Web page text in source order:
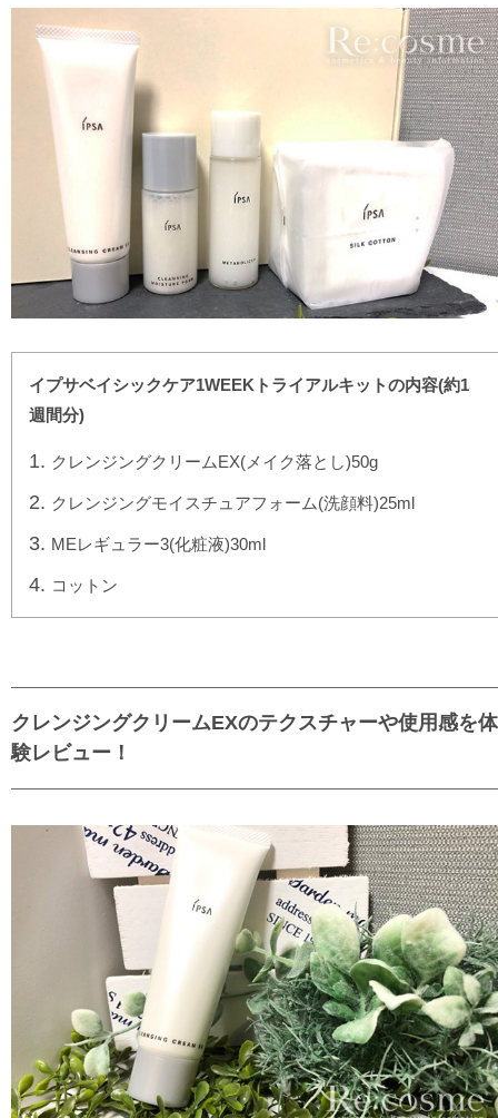
イプサベイシックケア1WEEKトライアルキットの内容(約1
週間分)
クレンジングクリームEX(メイク落とし)50g
クレンジングモイスチュアフォーム(洗顔料)25ml
MEレギュラー3(化粧液)30ml
コットン
クレンジングクリームEXのテクスチャーや使用感を体
験レビュー！